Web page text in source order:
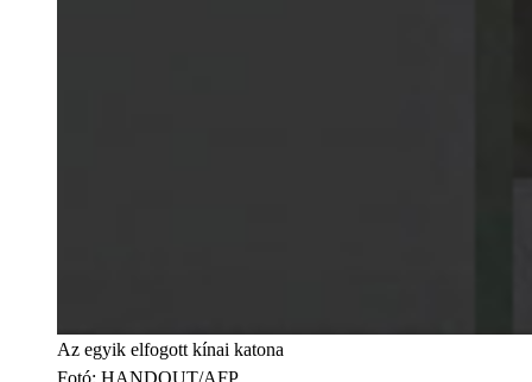
Az egyik elfogott kínai katona
Fotó: HANDOUT/AFP